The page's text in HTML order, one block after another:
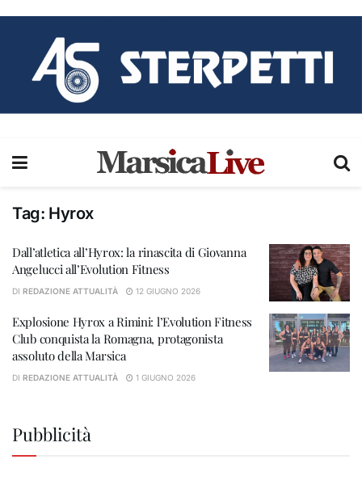
Tag: Hyrox
Dall’atletica all’Hyrox: la rinascita di Giovanna
Angelucci all’Evolution Fitness
DI REDAZIONE ATTUALITÀ 12 GIUGNO 2026
Explosione Hyrox a Rimini: l’Evolution Fitness
Club conquista la Romagna, protagonista
assoluto della Marsica
DI REDAZIONE ATTUALITÀ 1 GIUGNO 2026
Pubblicità